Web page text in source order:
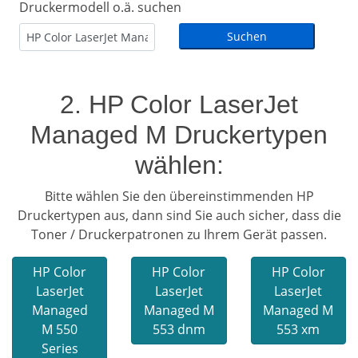
Druckermodell o.ä. suchen
2. HP Color LaserJet
Managed M Druckertypen
wählen:
Bitte wählen Sie den übereinstimmenden HP
Druckertypen aus, dann sind Sie auch sicher, dass die
Toner / Druckerpatronen zu Ihrem Gerät passen.
HP Color
LaserJet
Managed
M 550
Series
HP Color
LaserJet
Managed M
553 dnm
HP Color
LaserJet
Managed M
553 xm